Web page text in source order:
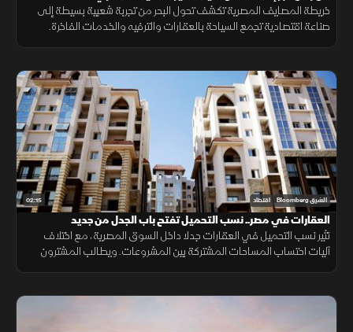
خريطة المصايف المصرية تكشف تحول البحر من تجربة شعبية بسيطة إلى
صناعة اقتصادية تجمع السياحة بالعقارات والترفيه والخدمات الفاخرة.
02:15 الشرق Bloomberg اقتصاد
العقارات في مصر.. نسب التحميل تفتح باب الجدل من جديد
تثير نسب التحميل في العقارات جدلا داخل السوق المصرية، مع اختلاف
آليات احتساب المساحات المشتركة بين المشروعات. ويطالب المشترون